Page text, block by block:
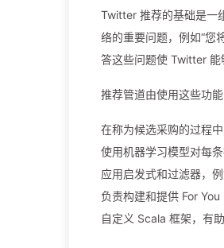
Twitter 推荐的基础是一
络的重要问题，例如“您
答这些问题使 Twitter 能
推荐管道由使用这些功
在称为候选采购的过程
使用机器学习模型对每条
应用启发式和过滤器，
负责构建和提供 For
自定义 Scala 框架，有